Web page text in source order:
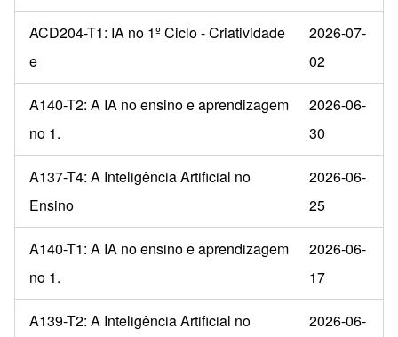
ACD204-T1: IA no 1º Ciclo - Criatividade
e
2026-07-
02
A140-T2: A IA no ensino e aprendizagem
no 1.
2026-06-
30
A137-T4: A Inteligência Artificial no
Ensino
2026-06-
25
A140-T1: A IA no ensino e aprendizagem
no 1.
2026-06-
17
A139-T2: A Inteligência Artificial no
2026-06-